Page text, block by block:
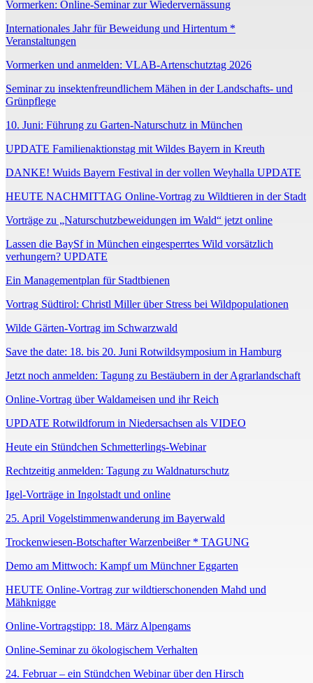
Vormerken: Online-Seminar zur Wiedervernässung
Internationales Jahr für Beweidung und Hirtentum *
Veranstaltungen
Vormerken und anmelden: VLAB-Artenschutztag 2026
Seminar zu insektenfreundlichem Mähen in der Landschafts- und
Grünpflege
10. Juni: Führung zu Garten-Naturschutz in München
UPDATE Familienaktionstag mit Wildes Bayern in Kreuth
DANKE! Wuids Bayern Festival in der vollen Weyhalla UPDATE
HEUTE NACHMITTAG Online-Vortrag zu Wildtieren in der Stadt
Vorträge zu „Naturschutzbeweidungen im Wald“ jetzt online
Lassen die BaySf in München eingesperrtes Wild vorsätzlich
verhungern? UPDATE
Ein Managementplan für Stadtbienen
Vortrag Südtirol: Christl Miller über Stress bei Wildpopulationen
Wilde Gärten-Vortrag im Schwarzwald
Save the date: 18. bis 20. Juni Rotwildsymposium in Hamburg
Jetzt noch anmelden: Tagung zu Bestäubern in der Agrarlandschaft
Online-Vortrag über Waldameisen und ihr Reich
UPDATE Rotwildforum in Niedersachsen als VIDEO
Heute ein Stündchen Schmetterlings-Webinar
Rechtzeitig anmelden: Tagung zu Waldnaturschutz
Igel-Vorträge in Ingolstadt und online
25. April Vogelstimmenwanderung im Bayerwald
Trockenwiesen-Botschafter Warzenbeißer * TAGUNG
Demo am Mittwoch: Kampf um Münchner Eggarten
HEUTE Online-Vortrag zur wildtierschonenden Mahd und
Mähknigge
Online-Vortragstipp: 18. März Alpengams
Online-Seminar zu ökologischem Verhalten
24. Februar – ein Stündchen Webinar über den Hirsch